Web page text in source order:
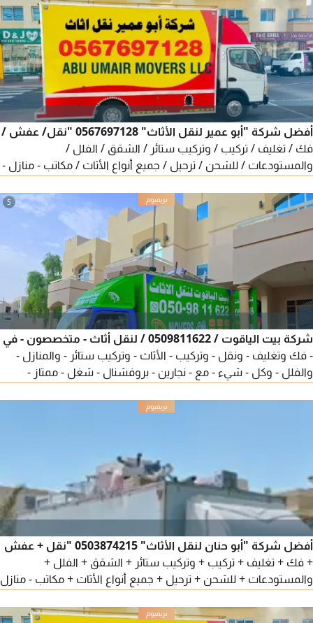
أفضل شركة "أبو عمير لنقل الأثاث" 0567697128 "نقل/ عفش /
فك / تغليف / تركيب / وتركيب ستائر / الشقق / الفلل /
والمستودعات / للشحن / ترحيل / جميع أنواع الأثاث / مكاتب - منازل -
بأمان والعناية
5
شركة بيت الياقوت / 0509811622 / لنقل أثاث - متخصصون - في
- فك وتغليف - ونقل - وتركيب - الأثاث - وتركيب ستائر - والمنازل -
والفلل - وكل - شيء - مع - نجارين - بروفشنال - شغل - ممتاز -
أفضل شركة "أبو حنان لنقل الأثاث" 0503874215 "نقل + عفش
+ فك + تغليف + تركيب + وتركيب ستائر + الشقق + الفلل +
والمستودعات + للشحن + ترحيل + جميع أنواع الأثاث + مكاتب - منازل
يتحرك بأمان والعناية